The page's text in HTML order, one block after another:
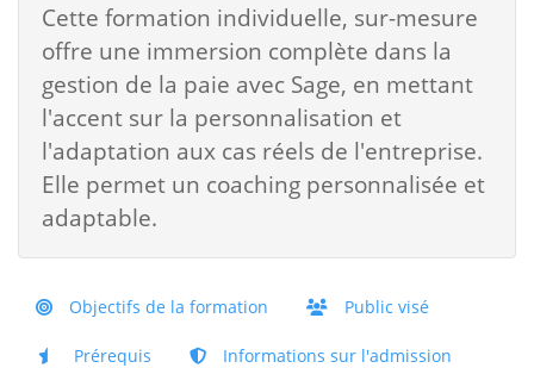
Cette formation individuelle, sur-mesure
offre une immersion complète dans la
gestion de la paie avec Sage, en mettant
l'accent sur la personnalisation et
l'adaptation aux cas réels de l'entreprise.
Elle permet un coaching personnalisée et
adaptable.
Objectifs de la formation Public visé
Prérequis Informations sur l'admission